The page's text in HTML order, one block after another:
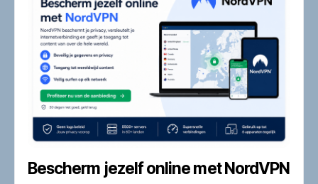
Bescherm jezelf online met NordVPN